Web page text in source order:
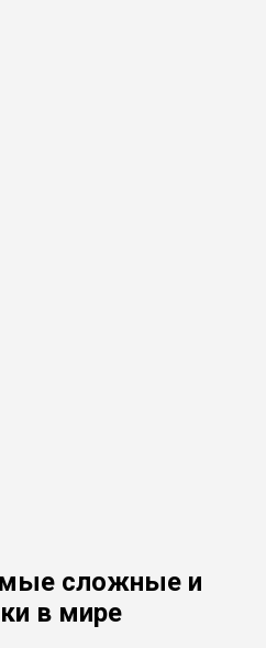
сложные и
в мире